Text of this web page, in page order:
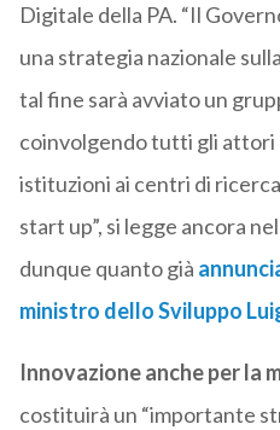
Digitale della PA. “Il
una strategia nazionale
tal fine sarà avviato un
coinvolgendo tutti gli attori
istituzioni ai centri di
start up”, si legge ancora
dunque quanto già
ministro dello Sviluppo
Innovazione anche per la
costituirà un “importante